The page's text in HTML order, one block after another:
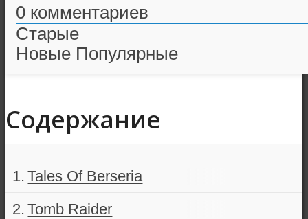
0 комментариев
Старые
Новые Популярные
Содержание
Tales Of Berseria
Tomb Raider